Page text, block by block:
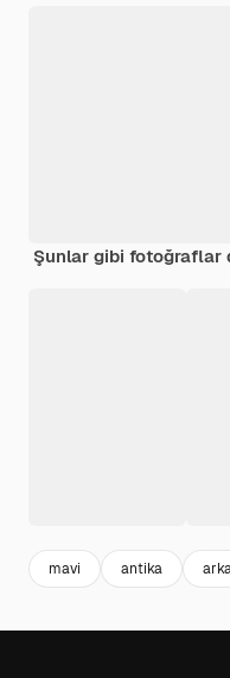
Şunlar gibi fotoğraflar
mavi antika